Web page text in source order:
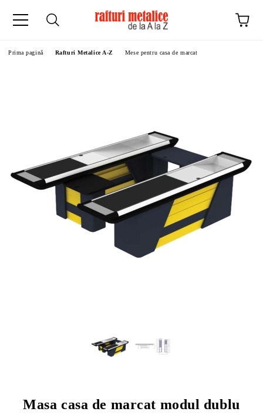
Prima pagină Rafturi Metalice A-Z Mese pentru casa de marcat
Masa casa de marcat modul dublu